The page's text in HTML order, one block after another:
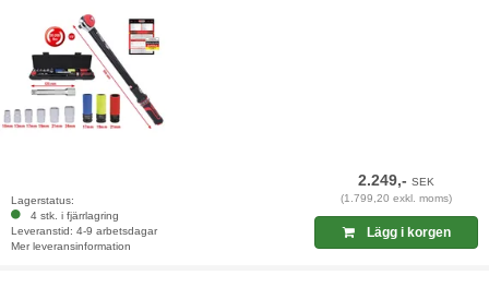
Lagerstatus:
4 stk. i fjärrlagring
Leveranstid: 4-9 arbetsdagar
Mer leveransinformation
2.249,-SEK
(1.799,20 exkl. moms)
Lägg i korgen